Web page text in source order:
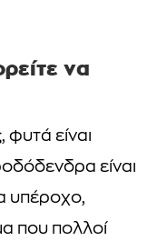
να
φυτά είναι
είναι
υπέροχο,
που πολλοί